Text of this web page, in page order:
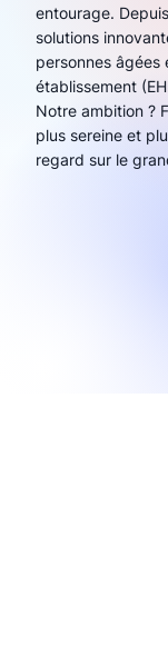
entourage.
solutions
personnes âgées
établissement
Notre ambition ?
plus sereine et
regard sur le